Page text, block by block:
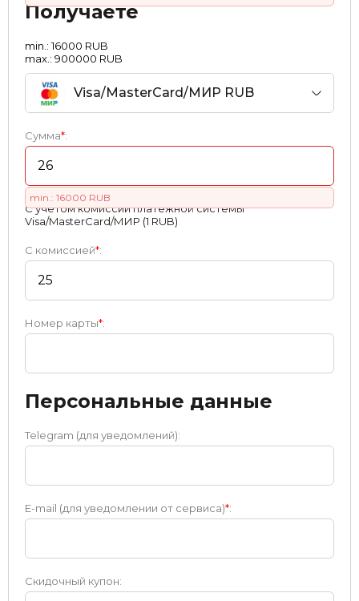
Получаете
min.: 16000 RUB
max.: 900000 RUB
Visa/MasterCard/МИР RUB
Сумма*:
min.: 16000 RUB
С учетом комиссии платежной системы
Visa/MasterCard/МИР (1 RUB)
С комиссией*:
Номер карты*:
Персональные данные
Telegram (для уведомлений):
E-mail (для уведомлении от сервиса)*:
Скидочный купон: